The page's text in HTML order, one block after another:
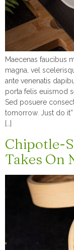
Maecenas faucibus
magna, vel
ante venenatis
porta felis euismod
Sed posuere
tomorrow. Just do
[…]
Chipotle-
Takes On